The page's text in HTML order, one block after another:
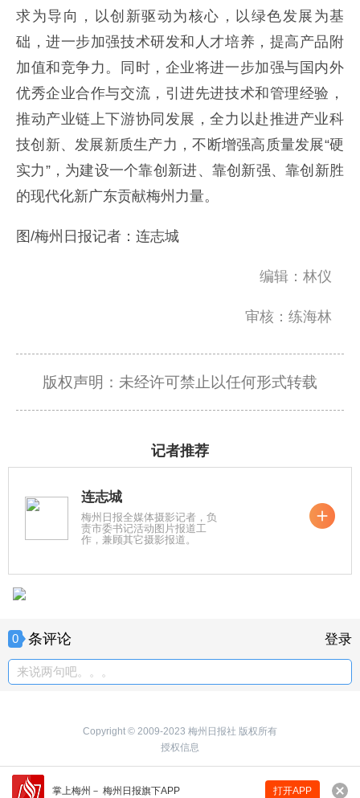
掌上梅州 － 梅州日报旗下APP 打开APP
求为导向，以创新驱动为核心，以绿色发展为基
础，进一步加强技术研发和人才培养，提高产品附
加值和竞争力。同时，企业将进一步加强与国内外
优秀企业合作与交流，引进先进技术和管理经验，
推动产业链上下游协同发展，全力以赴推进产业科
技创新、发展新质生产力，不断增强高质量发展“硬
实力”，为建设一个靠创新进、靠创新强、靠创新胜
的现代化新广东贡献梅州力量。
图/梅州日报记者：连志城
编辑：林仪
审核：练海林
版权声明：未经许可禁止以任何形式转载
记者推荐
连志城
梅州日报全媒体摄影记者，负
责市委书记活动图片报道工
作，兼顾其它摄影报道。
0 条评论 登录
来说两句吧。。。
Copyright © 2009-2023 梅州日报社 版权所有
授权信息